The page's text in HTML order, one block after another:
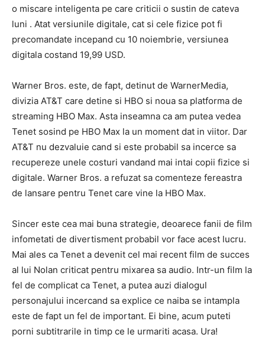
o miscare inteligenta pe care criticii o sustin de cateva
luni . Atat versiunile digitale, cat si cele fizice pot fi
precomandate incepand cu 10 noiembrie, versiunea
digitala costand 19,99 USD.
Warner Bros. este, de fapt, detinut de WarnerMedia,
divizia AT&T care detine si HBO si noua sa platforma de
streaming HBO Max. Asta inseamna ca am putea vedea
Tenet sosind pe HBO Max la un moment dat in viitor. Dar
AT&T nu dezvaluie cand si este probabil sa incerce sa
recupereze unele costuri vandand mai intai copii fizice si
digitale. Warner Bros. a refuzat sa comenteze fereastra
de lansare pentru Tenet care vine la HBO Max.
Sincer este cea mai buna strategie, deoarece fanii de film
infometati de divertisment probabil vor face acest lucru.
Mai ales ca Tenet a devenit cel mai recent film de succes
al lui Nolan criticat pentru mixarea sa audio. Intr-un film la
fel de complicat ca Tenet, a putea auzi dialogul
personajului incercand sa explice ce naiba se intampla
este de fapt un fel de important. Ei bine, acum puteti
porni subtitrarile in timp ce le urmariti acasa. Ura!